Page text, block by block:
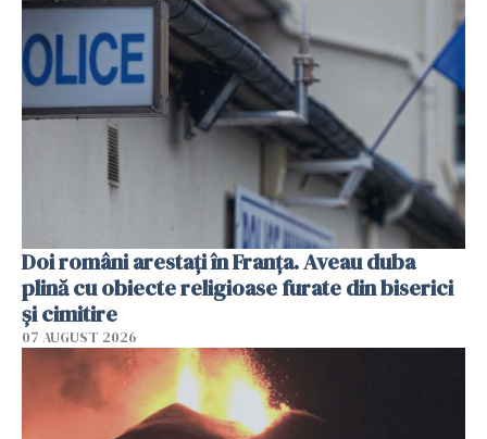
Doi români arestați în Franța. Aveau duba
plină cu obiecte religioase furate din biserici
și cimitire
07 AUGUST 2026